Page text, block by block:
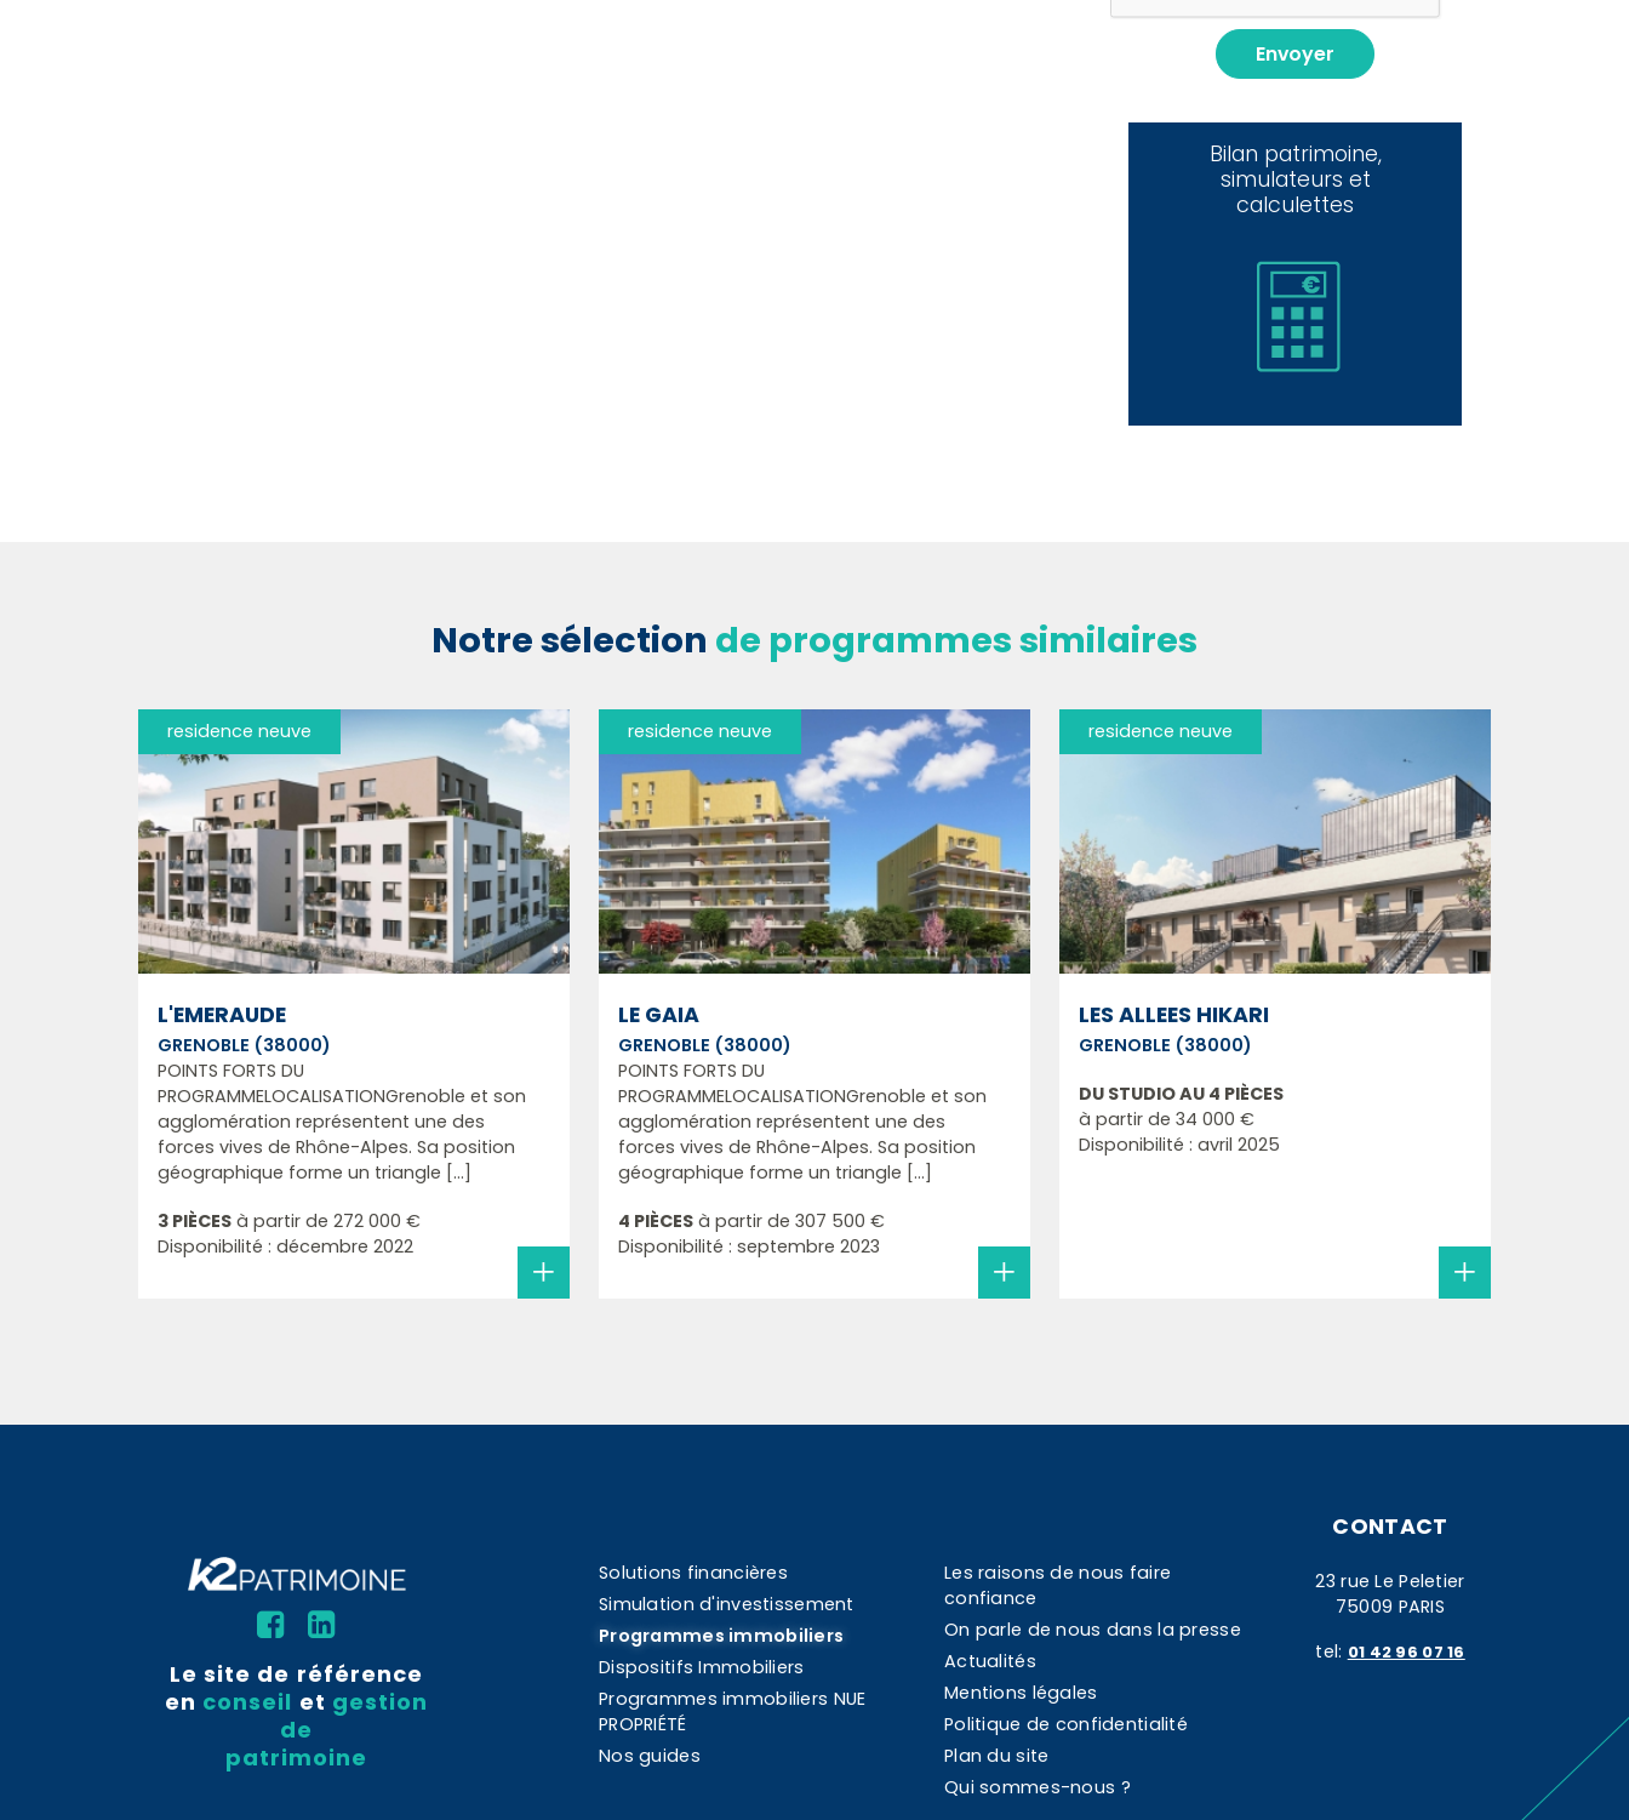
Envoyer
Bilan patrimoine,
simulateurs et
calculettes
Notre sélection de programmes similaires
residence neuve
L'EMERAUDE
GRENOBLE (38000)
POINTS FORTS DU
PROGRAMMELOCALISATIONGrenoble et son
agglomération représentent une des
forces vives de Rhône-Alpes. Sa position
géographique forme un triangle [...]
3 PIÈCES à partir de 272 000 €
Disponibilité : décembre 2022
residence neuve
LE GAIA
GRENOBLE (38000)
POINTS FORTS DU
PROGRAMMELOCALISATIONGrenoble et son
agglomération représentent une des
forces vives de Rhône-Alpes. Sa position
géographique forme un triangle [...]
4 PIÈCES à partir de 307 500 €
Disponibilité : septembre 2023
residence neuve
LES ALLEES HIKARI
GRENOBLE (38000)
DU STUDIO AU 4 PIÈCES
à partir de 34 000 €
Disponibilité : avril 2025
Le site de référence
en conseil et gestion
de
patrimoine
Solutions financières
Simulation d'investissement
Programmes immobiliers
Dispositifs Immobiliers
Programmes immobiliers NUE
PROPRIÉTÉ
Nos guides
Les raisons de nous faire
confiance
On parle de nous dans la presse
Actualités
Mentions légales
Politique de confidentialité
Plan du site
Qui sommes-nous ?
CONTACT
23 rue Le Peletier
75009 PARIS
tel: 01 42 96 07 16